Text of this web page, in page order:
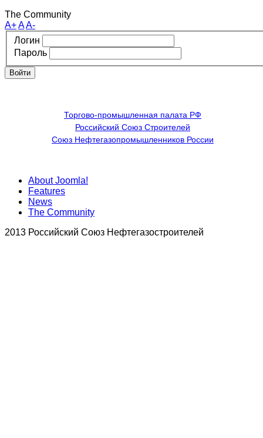
The Community
A+AA-
Логин
Пароль
Войти
Торгово-промышленная палата РФ
Российский Союз Строителей
Союз Нефтегазопромышленников России
About Joomla!
Features
News
The Community
2013 Российский Союз Нефтегазостроителей